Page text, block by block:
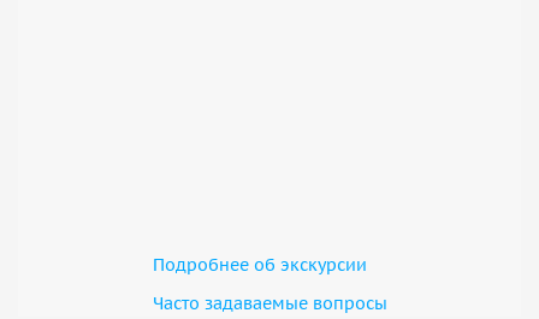
Подробнее об экскурсии
Часто задаваемые вопросы